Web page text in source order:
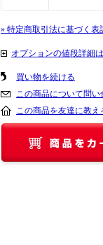
» 特定商取引法に基づく表
オプションの値段詳細
買い物を続ける
この商品について問い
この商品を友達に教え